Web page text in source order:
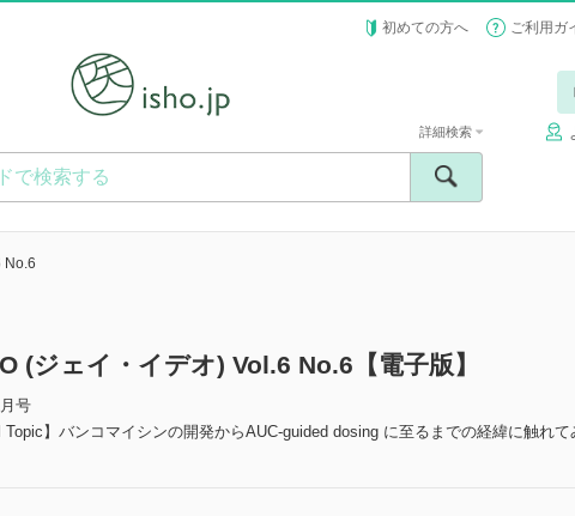
初めての方へ ご利用ガ
詳細検索
No.6
(ジェイ・イデオ) Vol.6 No.6【電子版】
号
Topic】バンコマイシンの開発からAUC-guided dosing に至るまでの経緯に触れて